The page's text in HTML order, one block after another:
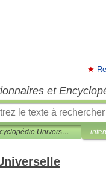
et
Encyclopédie Universelle